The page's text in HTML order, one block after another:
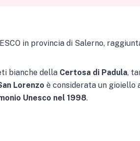
in provincia di Salerno,
bianche della Certosa di Padula,
Lorenzo è considerata un gioiello
Unesco nel 1998.